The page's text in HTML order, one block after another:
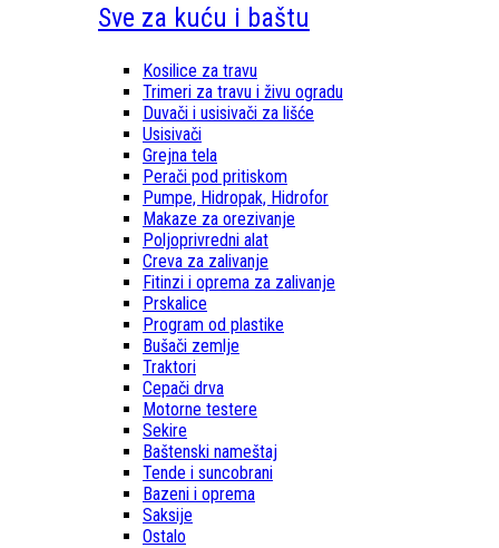
Sve za kuću i baštu
Kosilice za travu
Trimeri za travu i živu ogradu
Duvači i usisivači za lišće
Usisivači
Grejna tela
Perači pod pritiskom
Pumpe, Hidropak, Hidrofor
Makaze za orezivanje
Poljoprivredni alat
Creva za zalivanje
Fitinzi i oprema za zalivanje
Prskalice
Program od plastike
Bušači zemlje
Traktori
Cepači drva
Motorne testere
Sekire
Baštenski nameštaj
Tende i suncobrani
Bazeni i oprema
Saksije
Ostalo